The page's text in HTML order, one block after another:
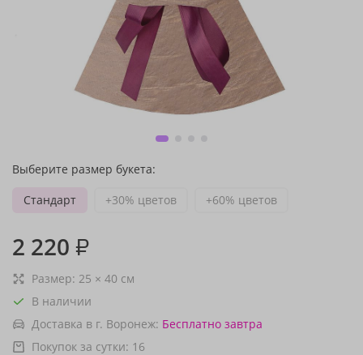
Выберите размер букета:
Стандарт
+30% цветов +60% цветов
2 220 ₽
Размер: 25 × 40 см
В наличии
Доставка в г. Воронеж: Бесплатно завтра
Покупок за сутки: 16